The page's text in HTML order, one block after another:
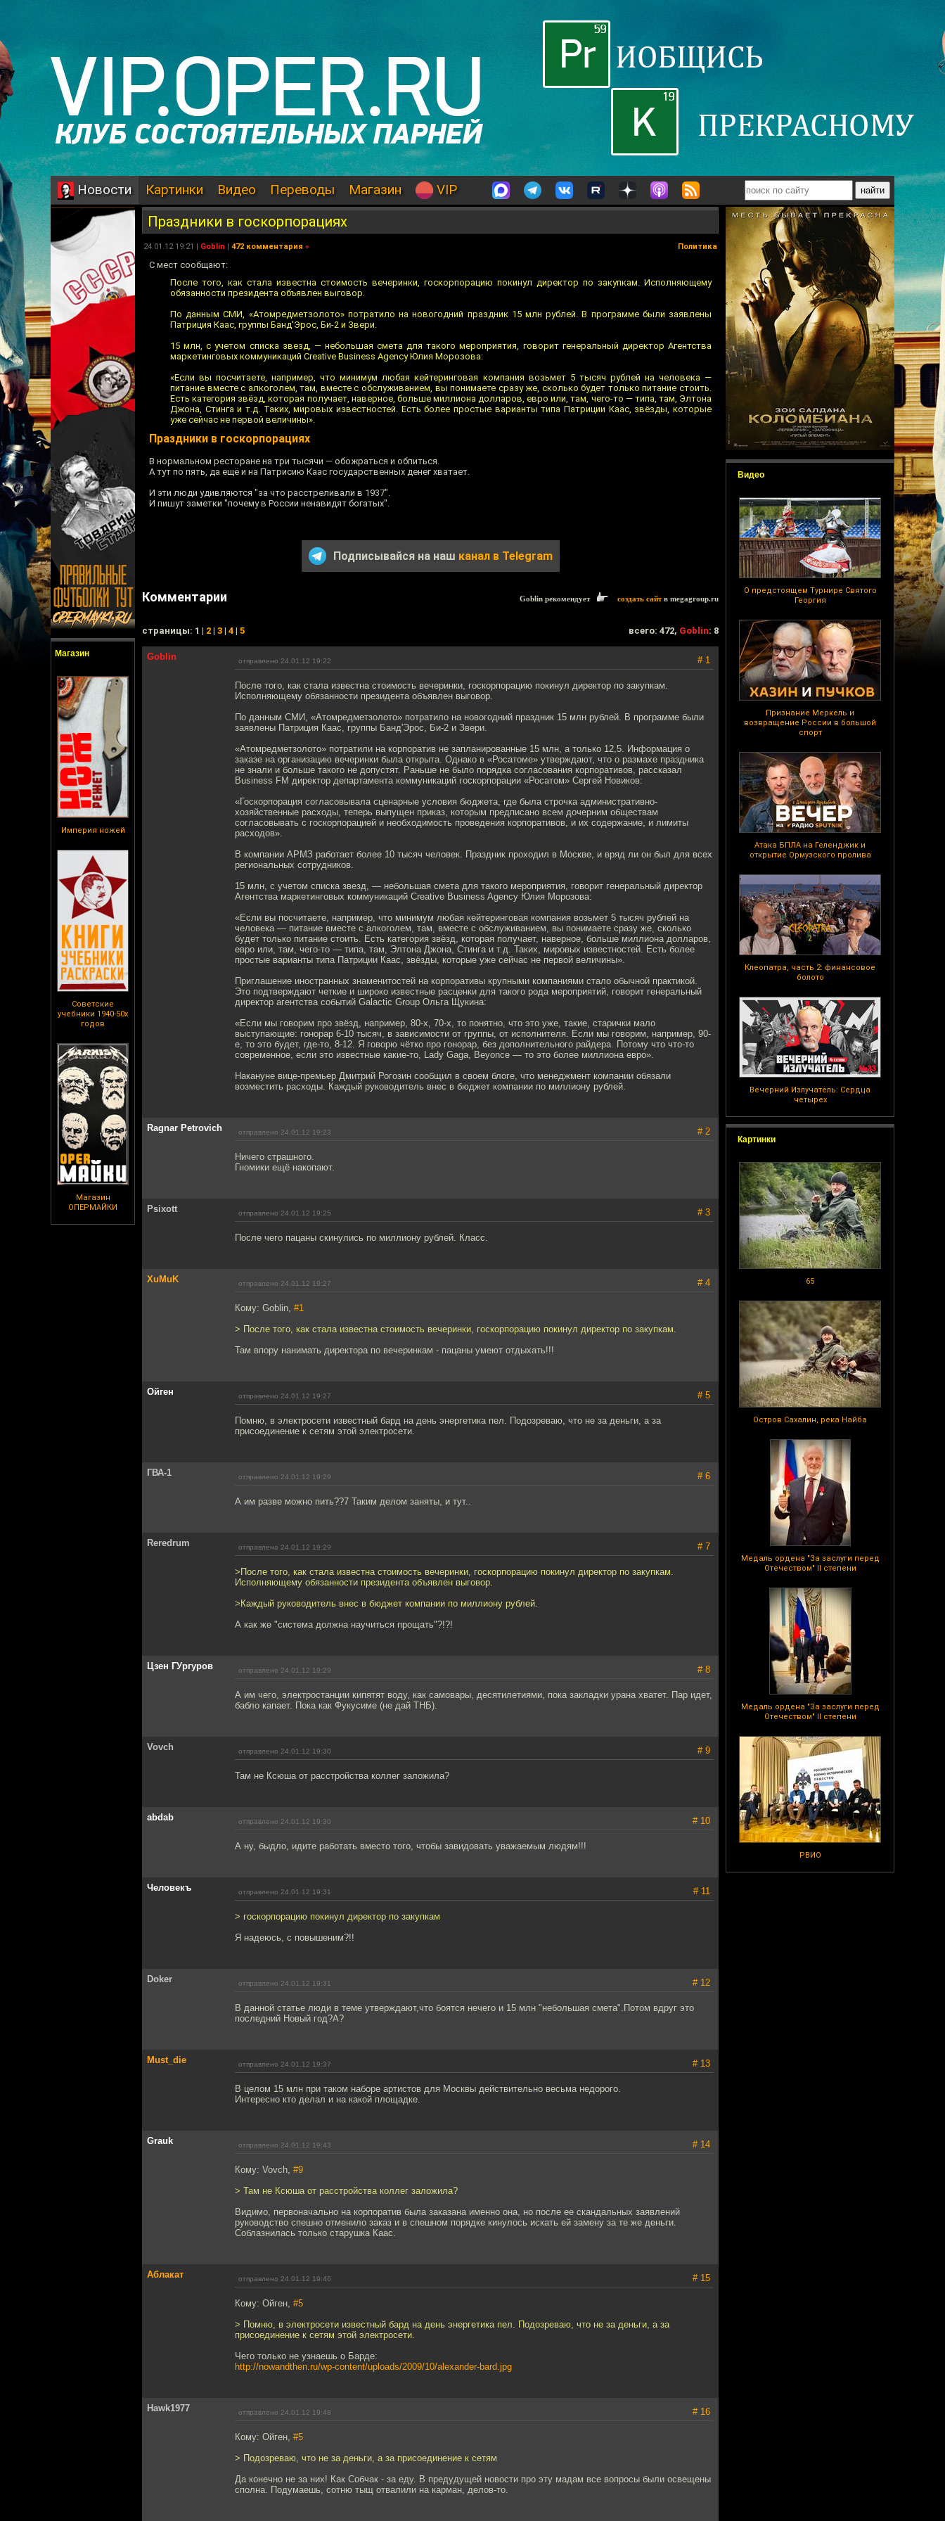
Новости Картинки Видео Переводы Магазин VIP
Магазин
Империя ножей
Советские
учебники 1940-50х
годов
Магазин
ОПЕРМАЙКИ
Видео
О предстоящем Турнире Святого
Георгия
Признание Меркель и
возвращение России в большой
спорт
Атака БПЛА на Геленджик и
открытие Ормузского пролива
Клеопатра, часть 2: финансовое
болото
Вечерний Излучатель: Сердца
четырех
Картинки
65
Остров Сахалин, река Найба
Медаль ордена "За заслуги перед
Отечеством" II степени
Медаль ордена "За заслуги перед
Отечеством" II степени
РВИО
Праздники в госкорпорациях
24.01.12 19:21 | Goblin | 472 комментария » Политика
C мест сообщают:
После того, как стала известна стоимость вечеринки, госкорпорацию покинул директор по закупкам. Исполняющему
обязанности президента объявлен выговор.
По данным СМИ, «Атомредметзолото» потратило на новогодний праздник 15 млн рублей. В программе были заявлены
Патриция Каас, группы Банд'Эрос, Би-2 и Звери.
15 млн, с учетом списка звезд, — небольшая смета для такого мероприятия, говорит генеральный директор Агентства
маркетинговых коммуникаций Creative Business Agency Юлия Морозова:
«Если вы посчитаете, например, что минимум любая кейтеринговая компания возьмет 5 тысяч рублей на человека —
питание вместе с алкоголем, там, вместе с обслуживанием, вы понимаете сразу же, сколько будет только питание стоить.
Есть категория звёзд, которая получает, наверное, больше миллиона долларов, евро или, там, чего-то — типа, там, Элтона
Джона, Стинга и т.д. Таких, мировых известностей. Есть более простые варианты типа Патриции Каас, звёзды, которые
уже сейчас не первой величины».
Праздники в госкорпорациях
В нормальном ресторане на три тысячи — обожраться и обпиться.
А тут по пять, да ещё и на Патрисию Каас государственных денег хватает.
И эти люди удивляются "за что расстреливали в 1937".
И пишут заметки "почему в России ненавидят богатых".
Подписывайся на наш канал в Telegram
Комментарии Goblin рекомендует создать сайтв megagroup.ru
cтраницы: 1 | 2 | 3 | 4 | 5 всего: 472, Goblin: 8
Goblin отправлено 24.01.12 19:22 # 1
После того, как стала известна стоимость вечеринки, госкорпорацию покинул директор по закупкам.
Исполняющему обязанности президента объявлен выговор.
По данным СМИ, «Атомредметзолото» потратило на новогодний праздник 15 млн рублей. В программе были
заявлены Патриция Каас, группы Банд'Эрос, Би-2 и Звери.
«Атомредметзолото» потратили на корпоратив не запланированные 15 млн, а только 12,5. Информация о
заказе на организацию вечеринки была открыта. Однако в «Росатоме» утверждают, что о размахе праздника
не знали и больше такого не допустят. Раньше не было порядка согласования корпоративов, рассказал
Business FM директор департамента коммуникаций госкорпорации «Росатом» Сергей Новиков:
«Госкорпорация согласовывала сценарные условия бюджета, где была строчка административно-
хозяйственные расходы, теперь выпущен приказ, которым предписано всем дочерним обществам
согласовывать с госкорпорацией и необходимость проведения корпоративов, и их содержание, и лимиты
расходов».
В компании АРМЗ работает более 10 тысяч человек. Праздник проходил в Москве, и вряд ли он был для всех
региональных сотрудников.
15 млн, с учетом списка звезд, — небольшая смета для такого мероприятия, говорит генеральный директор
Агентства маркетинговых коммуникаций Creative Business Agency Юлия Морозова:
«Если вы посчитаете, например, что минимум любая кейтеринговая компания возьмет 5 тысяч рублей на
человека — питание вместе с алкоголем, там, вместе с обслуживанием, вы понимаете сразу же, сколько
будет только питание стоить. Есть категория звёзд, которая получает, наверное, больше миллиона долларов,
евро или, там, чего-то — типа, там, Элтона Джона, Стинга и т.д. Таких, мировых известностей. Есть более
простые варианты типа Патриции Каас, звёзды, которые уже сейчас не первой величины».
Приглашение иностранных знаменитостей на корпоративы крупными компаниями стало обычной практикой.
Это подтверждают четкие и широко известные расценки для такого рода мероприятий, говорит генеральный
директор агентства событий Galactic Group Ольга Щукина:
«Если мы говорим про звёзд, например, 80-х, 70-х, то понятно, что это уже, такие, старички мало
выступающие: гонорар 6-10 тысяч, в зависимости от группы, от исполнителя. Если мы говорим, например, 90-
е, то это будет, где-то, 8-12. Я говорю чётко про гонорар, без дополнительного райдера. Потому что что-то
современное, если это известные какие-то, Lady Gaga, Beyonce — то это более миллиона евро».
Накануне вице-премьер Дмитрий Рогозин сообщил в своем блоге, что менеджмент компании обязали
возместить расходы. Каждый руководитель внес в бюджет компании по миллиону рублей.
Ragnar Petrovich отправлено 24.01.12 19:23 # 2
Ничего страшного.
Гномики ещё накопают.
Psixott отправлено 24.01.12 19:25 # 3
После чего пацаны скинулись по миллиону рублей. Класс.
XuMuK отправлено 24.01.12 19:27 # 4
Кому: Goblin, #1
> После того, как стала известна стоимость вечеринки, госкорпорацию покинул директор по закупкам.
Там впору нанимать директора по вечеринкам - пацаны умеют отдыхать!!!
Ойген отправлено 24.01.12 19:27 # 5
Помню, в электросети известный бард на день энергетика пел. Подозреваю, что не за деньги, а за
присоединение к сетям этой электросети.
ГВА-1 отправлено 24.01.12 19:29 # 6
А им разве можно пить??7 Таким делом заняты, и тут..
Reredrum отправлено 24.01.12 19:29 # 7
>После того, как стала известна стоимость вечеринки, госкорпорацию покинул директор по закупкам.
Исполняющему обязанности президента объявлен выговор.
>Каждый руководитель внес в бюджет компании по миллиону рублей.
А как же "система должна научиться прощать"?!?!
Цзен ГУргуров отправлено 24.01.12 19:29 # 8
А им чего, электростанции кипятят воду, как самовары, десятилетиями, пока закладки урана хватет. Пар идет,
бабло капает. Пока как Фукусиме (не дай ТНБ).
Vovch отправлено 24.01.12 19:30 # 9
Там не Ксюша от расстройства коллег заложила?
abdab отправлено 24.01.12 19:30 # 10
А ну, быдло, идите работать вместо того, чтобы завидовать уважаемым людям!!!
Человекъ отправлено 24.01.12 19:31 # 11
> госкорпорацию покинул директор по закупкам
Я надеюсь, с повышеним?!!
Doker отправлено 24.01.12 19:31 # 12
В данной статье люди в теме утверждают,что боятся нечего и 15 млн "небольшая смета".Потом вдруг это
последний Новый год?А?
Must_die отправлено 24.01.12 19:37 # 13
В целом 15 млн при таком наборе артистов для Москвы действительно весьма недорого.
Интересно кто делал и на какой площадке.
Grauk отправлено 24.01.12 19:43 # 14
Кому: Vovch, #9
> Там не Ксюша от расстройства коллег заложила?
Видимо, первоначально на корпоратив была заказана именно она, но после ее скандальных заявлений
руководство спешно отменило заказ и в спешном порядке кинулось искать ей замену за те же деньги.
Соблазнилась только старушка Каас.
Аблакат отправлено 24.01.12 19:46 # 15
Кому: Ойген, #5
> Помню, в электросети известный бард на день энергетика пел. Подозреваю, что не за деньги, а за
присоединение к сетям этой электросети.
Чего только не узнаешь о Барде:
http://nowandthen.ru/wp-content/uploads/2009/10/alexander-bard.jpg
Hawk1977 отправлено 24.01.12 19:48 # 16
Кому: Ойген, #5
> Подозреваю, что не за деньги, а за присоединение к сетям
Да конечно не за них! Как Собчак - за еду. В предудущей новости про эту мадам все вопросы были освещены
сполна. Подумаешь, сотню тыщ отвалили на карман, делов-то.